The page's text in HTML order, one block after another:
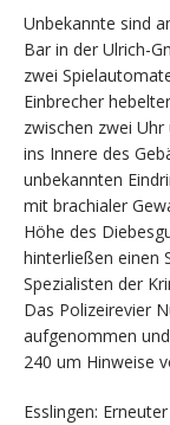
Unbekannte sind
Bar in der Ulrich-
zwei
Einbrecher
zwischen zwei
ins Innere des
unbekannten
mit brachialer
Höhe des
hinterließen einen
Spezialisten der
Das Polizeirevier
aufgenommen
240 um Hinweise
Esslingen: